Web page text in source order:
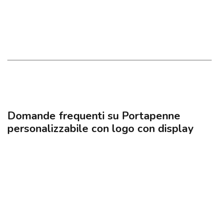
Domande frequenti su Portapenne
personalizzabile con logo con display